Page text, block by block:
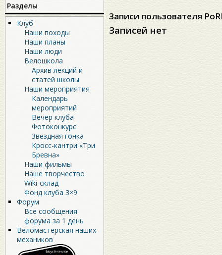
Разделы
Клуб
Наши походы
Наши планы
Наши люди
Велошкола
Архив лекций и
статей школы
Наши мероприятия
Календарь
мероприятий
Вечер клуба
Фотоконкурс
Звёздная гонка
Кросс-кантри «Три
Бревна»
Наши фильмы
Наше творчество
Wiki-склад
Фонд клуба 3×9
Форум
Все сообщения
форума за 1 день
Веломастерская наших
механиков
Записи пользователя
Записей нет